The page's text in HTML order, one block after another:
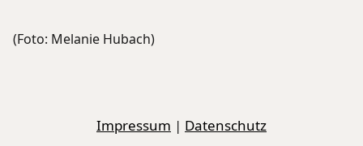
(Foto: Melanie Hubach)
Impressum | Datenschutz